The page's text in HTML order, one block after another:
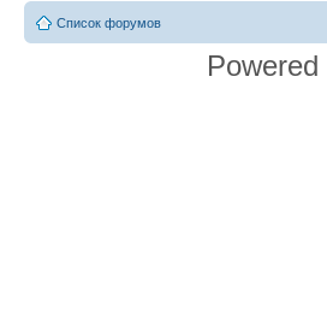
Список форумов
Powered